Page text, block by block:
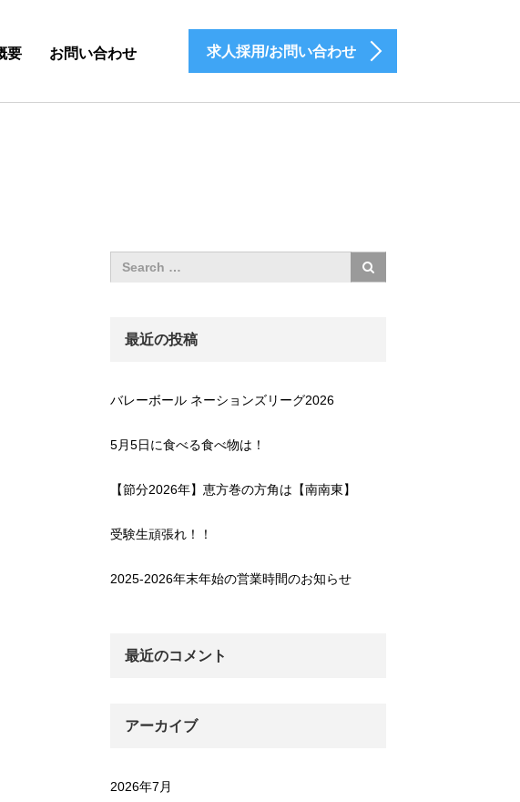
要 お問い合わせ 求人採用/お問い合わせ
最近の投稿
バレーボール ネーションズリーグ2026
5月5日に食べる食べ物は！
【節分2026年】恵方巻の方角は【南南東】
受験生頑張れ！！
2025-2026年末年始の営業時間のお知らせ
最近のコメント
アーカイブ
2026年7月